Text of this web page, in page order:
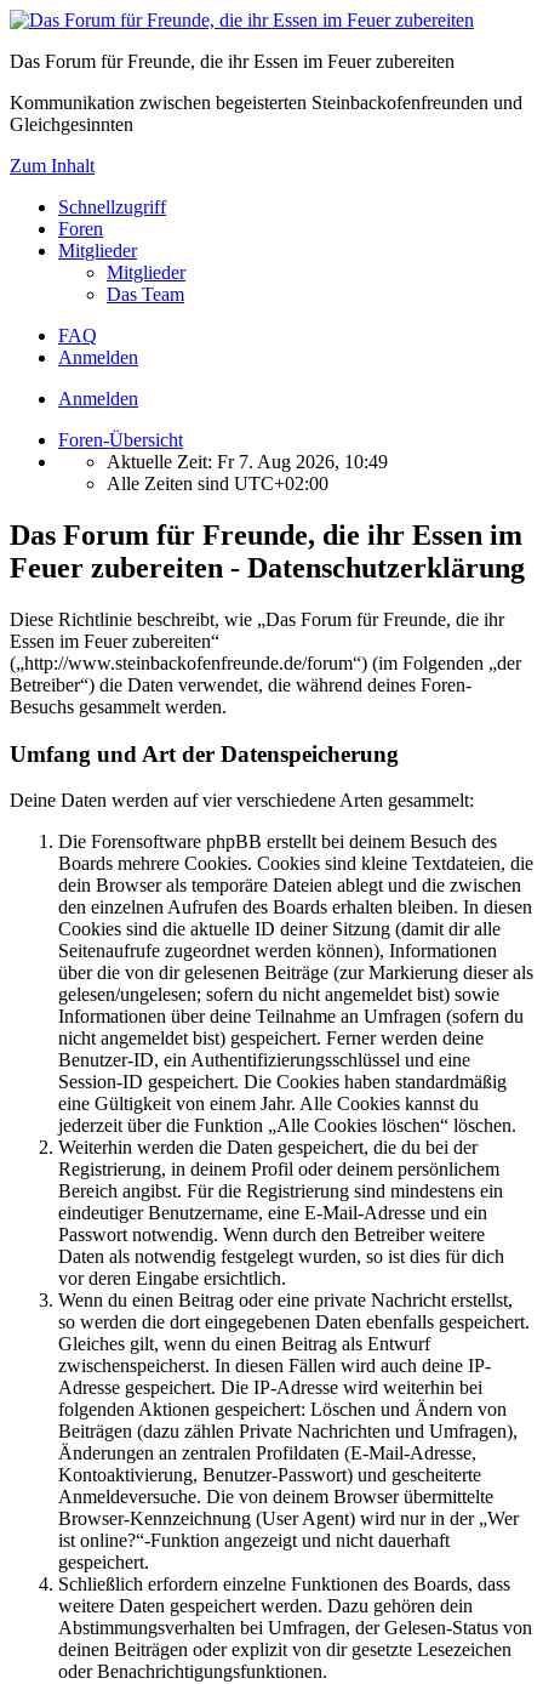
Das Forum für Freunde, die ihr Essen im Feuer zubereiten
Kommunikation zwischen begeisterten Steinbackofenfreunden und
Gleichgesinnten
Zum Inhalt
Schnellzugriff
Foren
Mitglieder
Mitglieder
Das Team
FAQ
Anmelden
Anmelden
Foren-Übersicht
Aktuelle Zeit: Fr 7. Aug 2026, 10:49
Alle Zeiten sind UTC+02:00
Das Forum für Freunde, die ihr Essen im
Feuer zubereiten - Datenschutzerklärung
Diese Richtlinie beschreibt, wie „Das Forum für Freunde, die ihr
Essen im Feuer zubereiten“
(„http://www.steinbackofenfreunde.de/forum“) (im Folgenden „der
Betreiber“) die Daten verwendet, die während deines Foren-
Besuchs gesammelt werden.
Umfang und Art der Datenspeicherung
Deine Daten werden auf vier verschiedene Arten gesammelt:
Die Forensoftware phpBB erstellt bei deinem Besuch des
Boards mehrere Cookies. Cookies sind kleine Textdateien, die
dein Browser als temporäre Dateien ablegt und die zwischen
den einzelnen Aufrufen des Boards erhalten bleiben. In diesen
Cookies sind die aktuelle ID deiner Sitzung (damit dir alle
Seitenaufrufe zugeordnet werden können), Informationen
über die von dir gelesenen Beiträge (zur Markierung dieser als
gelesen/ungelesen; sofern du nicht angemeldet bist) sowie
Informationen über deine Teilnahme an Umfragen (sofern du
nicht angemeldet bist) gespeichert. Ferner werden deine
Benutzer-ID, ein Authentifizierungsschlüssel und eine
Session-ID gespeichert. Die Cookies haben standardmäßig
eine Gültigkeit von einem Jahr. Alle Cookies kannst du
jederzeit über die Funktion „Alle Cookies löschen“ löschen.
Weiterhin werden die Daten gespeichert, die du bei der
Registrierung, in deinem Profil oder deinem persönlichem
Bereich angibst. Für die Registrierung sind mindestens ein
eindeutiger Benutzername, eine E-Mail-Adresse und ein
Passwort notwendig. Wenn durch den Betreiber weitere
Daten als notwendig festgelegt wurden, so ist dies für dich
vor deren Eingabe ersichtlich.
Wenn du einen Beitrag oder eine private Nachricht erstellst,
so werden die dort eingegebenen Daten ebenfalls gespeichert.
Gleiches gilt, wenn du einen Beitrag als Entwurf
zwischenspeicherst. In diesen Fällen wird auch deine IP-
Adresse gespeichert. Die IP-Adresse wird weiterhin bei
folgenden Aktionen gespeichert: Löschen und Ändern von
Beiträgen (dazu zählen Private Nachrichten und Umfragen),
Änderungen an zentralen Profildaten (E-Mail-Adresse,
Kontoaktivierung, Benutzer-Passwort) und gescheiterte
Anmeldeversuche. Die von deinem Browser übermittelte
Browser-Kennzeichnung (User Agent) wird nur in der „Wer
ist online?“-Funktion angezeigt und nicht dauerhaft
gespeichert.
Schließlich erfordern einzelne Funktionen des Boards, dass
weitere Daten gespeichert werden. Dazu gehören dein
Abstimmungsverhalten bei Umfragen, der Gelesen-Status von
deinen Beiträgen oder explizit von dir gesetzte Lesezeichen
oder Benachrichtigungsfunktionen.